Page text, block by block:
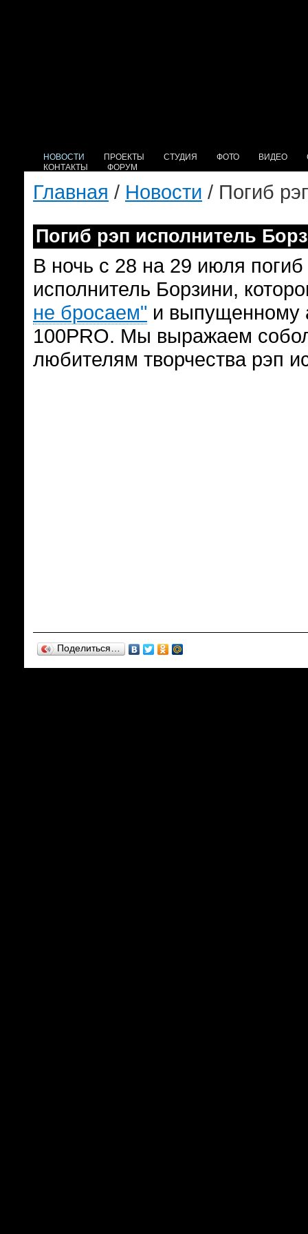
НОВОСТИ ПРОЕКТЫ СТУДИЯ ФОТО ВИДЕО
КОНТАКТЫ
ФОРУМ
Главная / Новости / Погиб
Погиб рэп исполнитель
В ночь с 28 на 29 июля погиб
исполнитель Борзини,
не бросаем" и
100PRO. Мы выражаем
любителям творчества рэп
Поделиться…